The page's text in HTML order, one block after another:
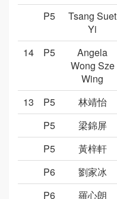
P5
Tsang Suet
Yi
14
P5
Angela
Wong Sze
Wing
13 P5 林靖怡
P5
梁錦屏
P5
黃梓軒
P6
劉家冰
P6
羅心朗